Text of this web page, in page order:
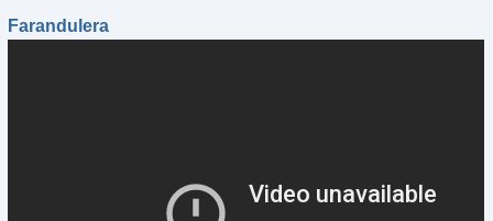
Farandulera